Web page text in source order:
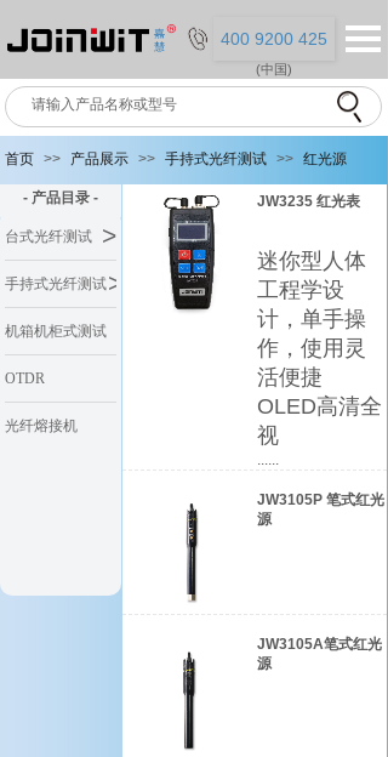
400 9200 425
(中国)
首页 >> 产品展示 >> 手持式光纤测试 >> 红光源
台式光纤测试 >
手持式光纤测试>
机箱机柜式测试
系统
OTDR
光纤熔接机
- 产品目录 - JW3235 红光表
迷你型人体
工程学设
计，单手操
作，使用灵
活便捷
OLED高清全
视
......
JW3105P 笔式红光
源
JW3105A笔式红光
源